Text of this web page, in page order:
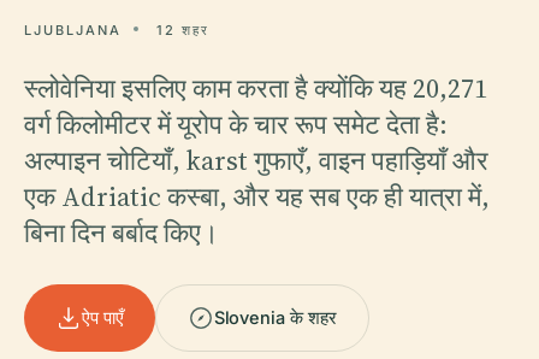
LJUBLJANA 12 शहर
स्लोवेनिया इसलिए काम करता है क्योंकि यह 20,271
वर्ग किलोमीटर में यूरोप के चार रूप समेट देता है:
अल्पाइन चोटियाँ, karst गुफाएँ, वाइन पहाड़ियाँ और
एक Adriatic कस्बा, और यह सब एक ही यात्रा में,
बिना दिन बर्बाद किए।
ऐप पाएँ Slovenia के शहर